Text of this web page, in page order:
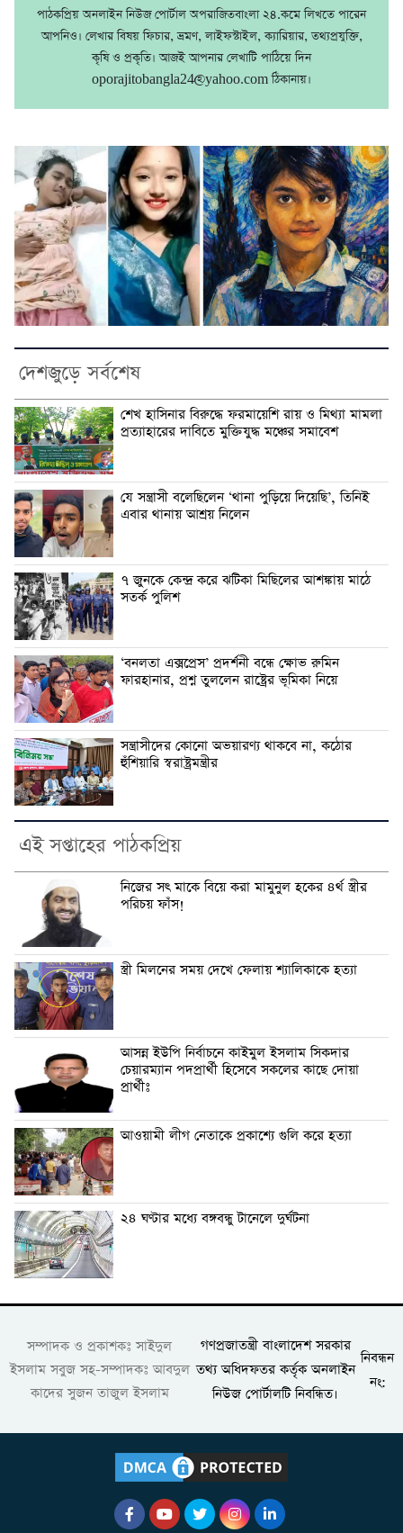
পাঠকপ্রিয় অনলাইন নিউজ পোর্টাল অপরাজিতবাংলা ২৪.কমে লিখতে পারেন
আপনিও। লেখার বিষয় ফিচার, ভ্রমণ, লাইফস্টাইল, ক্যারিয়ার, তথ্যপ্রযুক্তি,
কৃষি ও প্রকৃতি। আজই আপনার লেখাটি পাঠিয়ে দিন
oporajitobangla24@yahoo.com ঠিকানায়।
দেশজুড়ে সর্বশেষ
শেখ হাসিনার বিরুদ্ধে ফরমায়েশি রায় ও মিথ্যা মামলা
প্রত্যাহারের দাবিতে মুক্তিযুদ্ধ মঞ্চের সমাবেশ
যে সন্ত্রাসী বলেছিলেন ‘থানা পুড়িয়ে দিয়েছি’, তিনিই
এবার থানায় আশ্রয় নিলেন
৭ জুনকে কেন্দ্র করে ঝটিকা মিছিলের আশঙ্কায় মাঠে
সতর্ক পুলিশ
‘বনলতা এক্সপ্রেস’ প্রদর্শনী বন্ধে ক্ষোভ রুমিন
ফারহানার, প্রশ্ন তুললেন রাষ্ট্রের ভূমিকা নিয়ে
সন্ত্রাসীদের কোনো অভয়ারণ্য থাকবে না, কঠোর
হুঁশিয়ারি স্বরাষ্ট্রমন্ত্রীর
এই সপ্তাহের পাঠকপ্রিয়
নি‌জের সৎ মা‌কে বি‌য়ে করা মামুনুল হ‌কের ৪র্থ স্ত্রীর
প‌রিচয় ফাঁস!
স্ত্রী মিলনের সময় দেখে ফেলায় শ্যালিকাকে হত্যা
আসন্ন ইউপি নির্বাচনে কাইমুল ইসলাম সিকদার
চেয়ারম্যান পদপ্রার্থী হিসেবে সকলের কাছে দোয়া
প্রার্থীঃ
আওয়ামী লীগ নেতাকে প্রকাশ্যে গুলি করে হত্যা
২৪ ঘণ্টার মধ্যে বঙ্গবন্ধু টানেলে দুর্ঘটনা
সম্পাদক ও প্রকাশকঃ সাইদুল
ইসলাম সবুজ সহ-সম্পাদকঃ আবদুল
কাদের সুজন তাজুল ইসলাম
গণপ্রজাতন্ত্রী বাংলাদেশ সরকার
তথ্য অধিদফতর কর্তৃক অনলাইন
নিউজ পোর্টালটি নিবন্ধিত।
নিবন্ধন
নং: